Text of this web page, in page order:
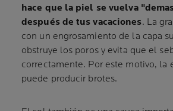
hace que la piel se vuelva
después de tus vacaciones. La
con un engrosamiento de la capa
obstruye los poros y evita que el
correctamente. Por este motivo, la
puede producir brotes.